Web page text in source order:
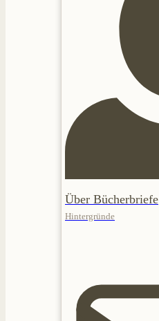
Über Bücherbriefe
Hintergründe